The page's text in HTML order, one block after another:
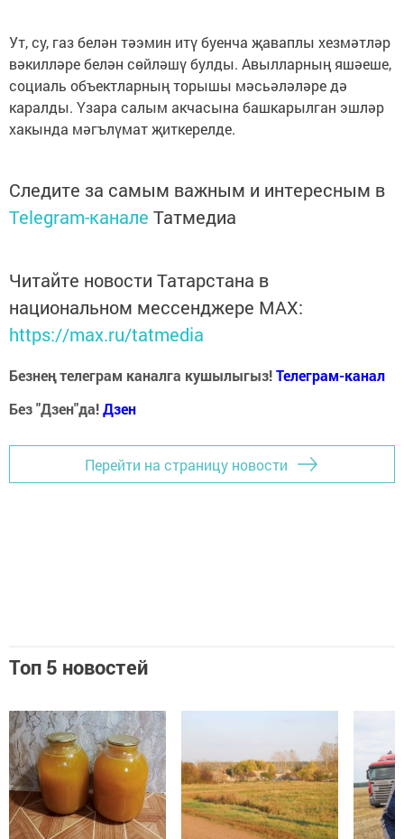
Ут, су, газ белән тәэмин итү буенча җаваплы хезмәтләр
вәкилләре белән сөйләшү булды. Авылларның яшәеше,
социаль объектларның торышы мәсьәләләре дә
каралды. Үзара салым акчасына башкарылган эшләр
хакында мәгълүмат җиткерелде.
Следите за самым важным и интересным в
Telegram-канале Татмедиа
Читайте новости Татарстана в
национальном мессенджере MАХ:
https://max.ru/tatmedia
Безнең телеграм каналга кушылыгыз!Телеграм-канал
Без "Дзен"да!Дзен
Перейти на страницу новости
Топ 5 новостей